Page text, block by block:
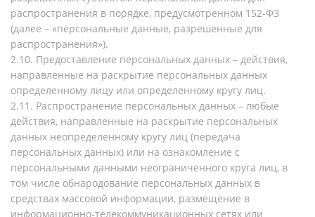
распространения в порядке, предусмотренном 152-ФЗ
(далее – «персональные данные, разрешенные для
распространения»).
2.10. Предоставление персональных данных – действия,
направленные на раскрытие персональных данных
определенному лицу или определенному кругу лиц.
2.11. Распространение персональных данных – любые
действия, направленные на раскрытие персональных
данных неопределенному кругу лиц (передача
персональных данных) или на ознакомление с
персональными данными неограниченного круга лиц, в
том числе обнародование персональных данных в
средствах массовой информации, размещение в
информационно-телекоммуникационных сетях или